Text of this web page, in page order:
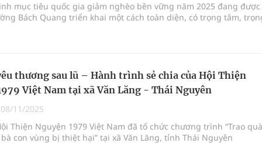
mục tiêu quốc gia giảm nghèo bền vững năm 2025 đang được
Bách Quang triển khai một cách toàn diện, có trọng tâm,
thương sau lũ – Hành trình sẻ chia của Hội Thiện
Việt Nam tại xã Văn Lăng - Thái Nguyên
08/11/2025
Thiện Nguyện 1979 Việt Nam đã tổ chức chương trình “Trao quà
sau lũ cho bà con vùng bị thiệt hại” tại xã Văn Lăng, tỉnh Thái Nguyên